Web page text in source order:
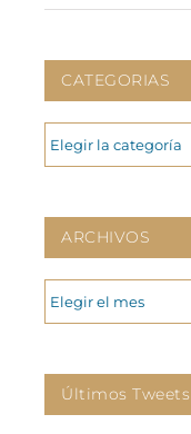
CATEGORIAS
CATEGORIAS
ARCHIVOS
ARCHIVOS
Últimos Tweets